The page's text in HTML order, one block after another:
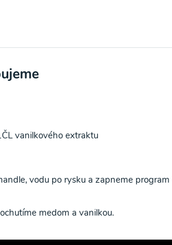
00:25
vanilkového extraktu
vodu po rysku a zapneme program
medom a vanilkou.
že som si prečítal(a)